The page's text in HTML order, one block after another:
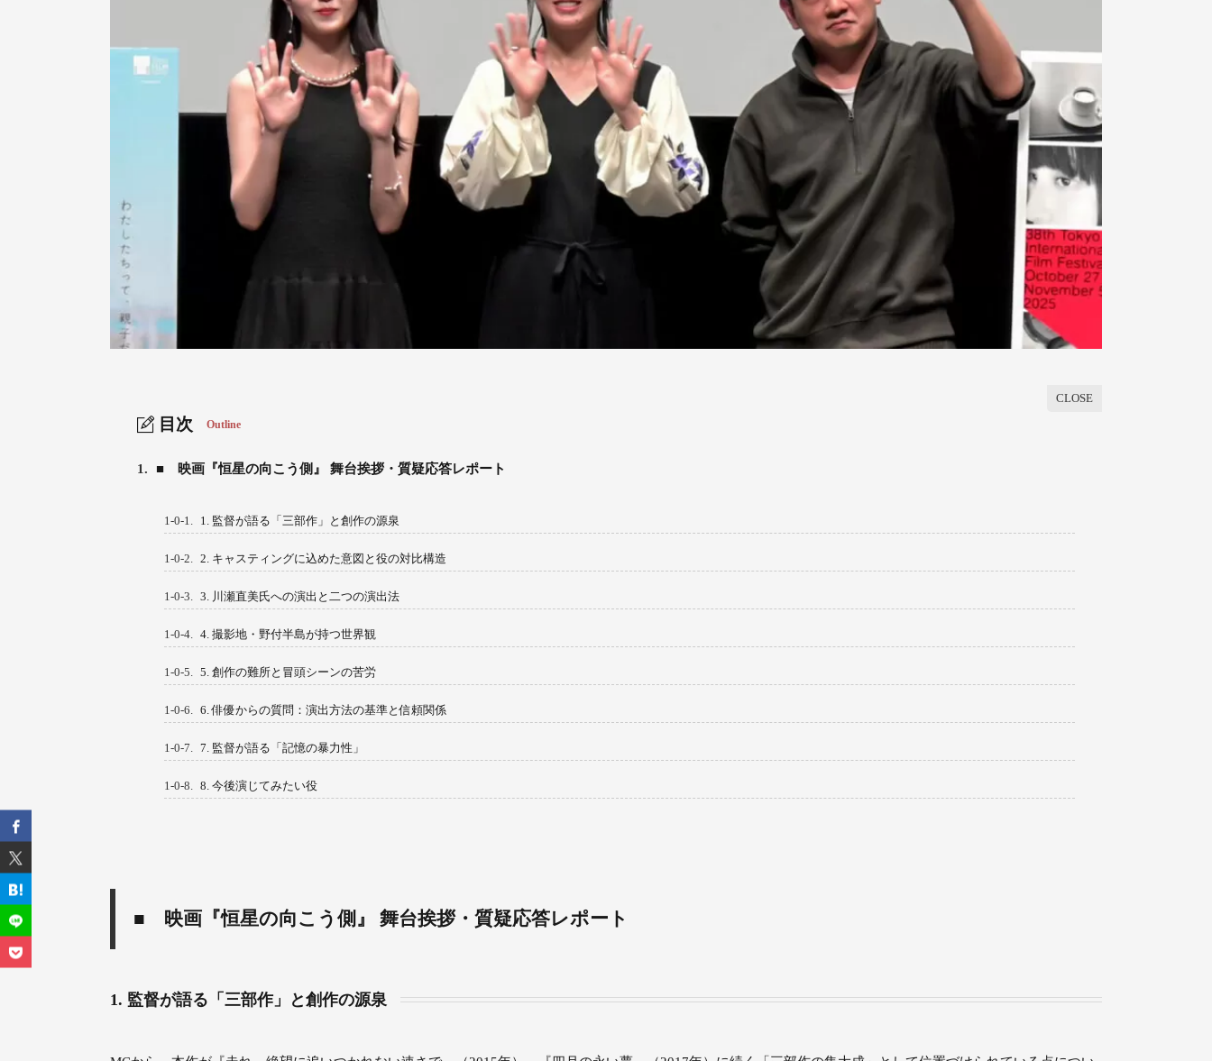
目次 Outline
1. ■ 映画『恒星の向こう側』 舞台挨拶・質疑応答レポート
1-0-1. 1. 監督が語る「三部作」と創作の源泉
1-0-2. 2. キャスティングに込めた意図と役の対比構造
1-0-3. 3. 川瀬直美氏への演出と二つの演出法
1-0-4. 4. 撮影地・野付半島が持つ世界観
1-0-5. 5. 創作の難所と冒頭シーンの苦労
1-0-6. 6. 俳優からの質問：演出方法の基準と信頼関係
1-0-7. 7. 監督が語る「記憶の暴力性」
1-0-8. 8. 今後演じてみたい役
■ 映画『恒星の向こう側』 舞台挨拶・質疑応答レポート
1. 監督が語る「三部作」と創作の源泉